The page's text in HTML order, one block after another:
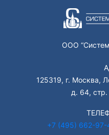
ООО
125319, г. Москва,
д. 64,
+7 (495) 662-97-